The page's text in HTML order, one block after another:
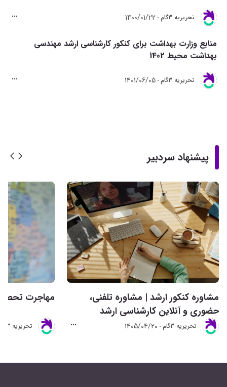
تحريريه 3گام 1400/01/22
منابع وزارت بهداشت برای کنکور کارشناسی ارشد مهندسی
بهداشت محیط 1402
تحريريه 3گام 1401/06/05
پیشنهاد سردبیر
مشاوره کنکور ارشد | مشاوره تلفنی،
حضوری و آنلاین کارشناسی ارشد
تحريريه 3گام 1405/04/20
مهاجرت
تحريريه 3گام